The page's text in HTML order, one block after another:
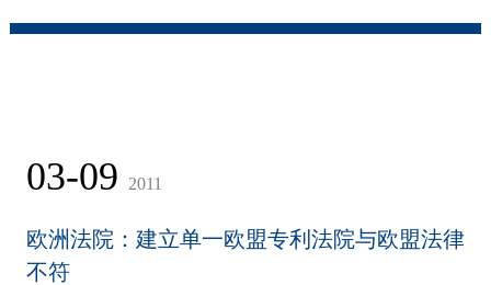
03-09 2011
欧洲法院：建立单一欧盟专利法院与欧盟法律
不符